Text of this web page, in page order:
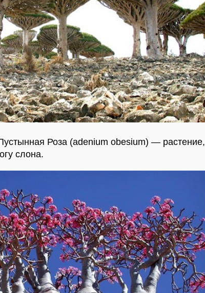
Роза (adenium obesium) — растение,
слона.